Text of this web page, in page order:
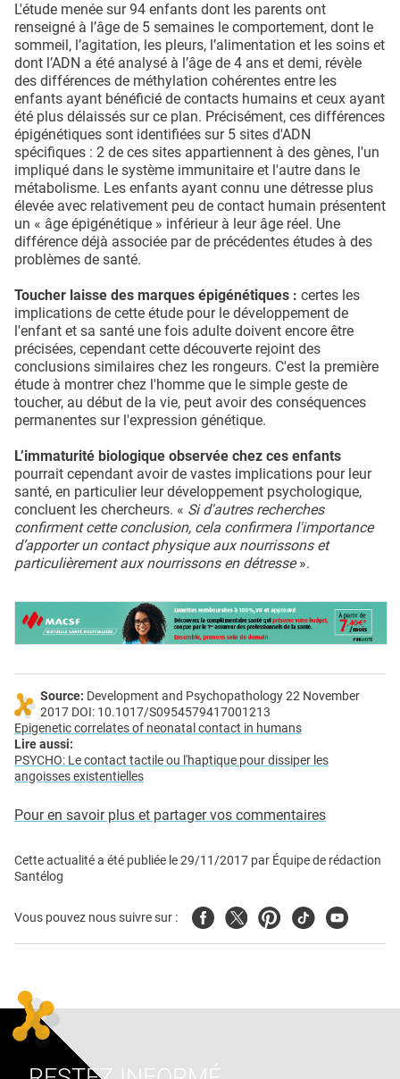
L'étude menée sur 94 enfants dont les parents ont
renseigné à l’âge de 5 semaines le comportement, dont le
sommeil, l’agitation, les pleurs, l’alimentation et les soins et
dont l’ADN a été analysé à l’âge de 4 ans et demi, révèle
des différences de méthylation cohérentes entre les
enfants ayant bénéficié de contacts humains et ceux ayant
été plus délaissés sur ce plan. Précisément, ces différences
épigénétiques sont identifiées sur 5 sites d'ADN
spécifiques : 2 de ces sites appartiennent à des gènes, l'un
impliqué dans le système immunitaire et l'autre dans le
métabolisme. Les enfants ayant connu une détresse plus
élevée avec relativement peu de contact humain présentent
un « âge épigénétique » inférieur à leur âge réel. Une
différence déjà associée par de précédentes études à des
problèmes de santé.
Toucher laisse des marques épigénétiques : certes les
implications de cette étude pour le développement de
l'enfant et sa santé une fois adulte doivent encore être
précisées, cependant cette découverte rejoint des
conclusions similaires chez les rongeurs. C'est la première
étude à montrer chez l'homme que le simple geste de
toucher, au début de la vie, peut avoir des conséquences
permanentes sur l'expression génétique.
L’immaturité biologique observée chez ces enfants
pourrait cependant avoir de vastes implications pour leur
santé, en particulier leur développement psychologique,
concluent les chercheurs. « Si d'autres recherches
confirment cette conclusion, cela confirmera l'importance
d’apporter un contact physique aux nourrissons et
particulièrement aux nourrissons en détresse».
Source: Development and Psychopathology 22 November
2017 DOI: 10.1017/S0954579417001213
Epigenetic correlates of neonatal contact in humans
Lire aussi:
PSYCHO: Le contact tactile ou l'haptique pour dissiper les
angoisses existentielles
Pour en savoir plus et partager vos commentaires
Cette actualité a été publiée le29/11/2017 par Équipe de rédaction
Santélog
Vous pouvez nous suivre sur : FacebookTwitterPinterest
TiktokYoutube